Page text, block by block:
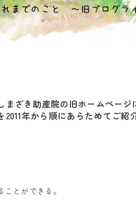
まざき助産院の旧ホームページ
年から順にあらためてご紹
とができる。